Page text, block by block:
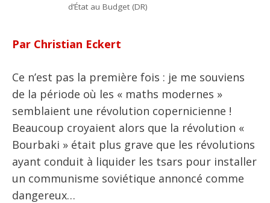
d’État au Budget (DR)
Par Christian Eckert
Ce n’est pas la première fois : je me souviens
de la période où les « maths modernes »
semblaient une révolution copernicienne !
Beaucoup croyaient alors que la révolution «
Bourbaki » était plus grave que les révolutions
ayant conduit à liquider les tsars pour installer
un communisme soviétique annoncé comme
dangereux…